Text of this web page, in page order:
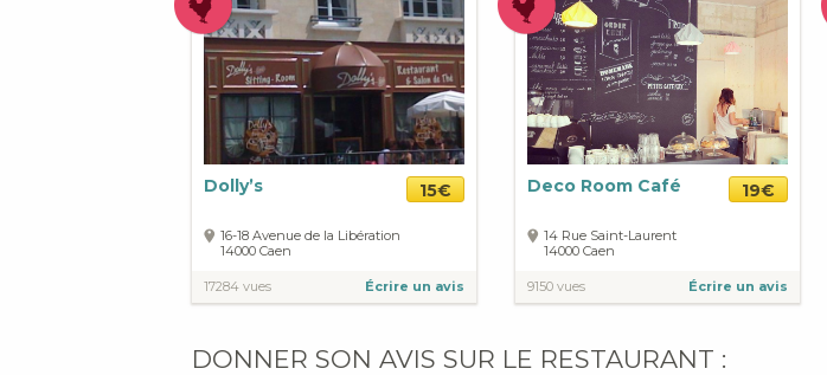
Dolly’s 15€
16-18 Avenue de la Libération
14000 Caen
17284 vues Écrire un avis
Deco Room Café 19€
14 Rue Saint-Laurent
14000 Caen
9150 vues Écrire un avis
DONNER SON AVIS SUR LE RESTAURANT :